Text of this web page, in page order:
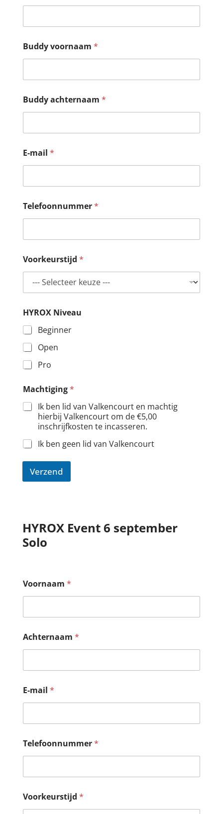
Buddy voornaam *
Buddy achternaam *
E-mail *
Telefoonnummer*
Voorkeurstijd *
HYROX Niveau
Beginner
Open
Pro
Machtiging*
Ik ben lid van Valkencourt en machtig
hierbij Valkencourt om de €5,00
inschrijfkosten te incasseren.
Ik ben geen lid van Valkencourt
Verzend
HYROX Event 6 september
Solo
Voornaam *
Achternaam *
E-mail *
Telefoonnummer*
Voorkeurstijd *